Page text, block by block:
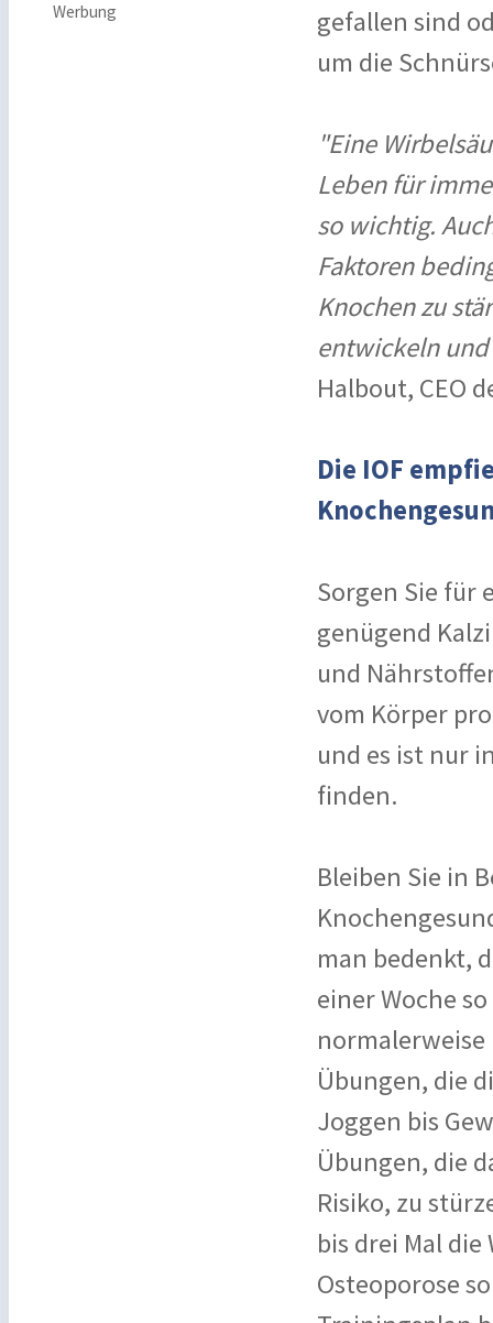
Werbung
gefallen sind
um die
"Eine
Leben für
so wichtig.
Faktoren
Knochen zu
entwickeln
Halbout, CEO
Die IOF
Sorgen Sie für
genügend
und
vom Körper
und es ist nur
finden.
Bleiben Sie in
man bedenkt,
einer Woche
Übungen, die
Joggen bis
Übungen, die
Risiko, zu
bis drei Mal
Osteoporose